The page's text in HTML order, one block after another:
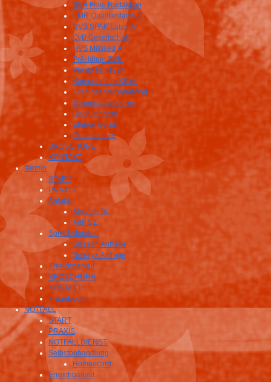
SVH Folio Redaktion
EMR Qualitätslabel A
NVS SPAK Label A
CvB Gesellschaft
HVS Mitglied A
Präsidium SVH
Praxis seit 1994
Kompendium Klinik
Craniosacralbalancing
Zeremonialmedizin
Deepimagery
Ethnomedizin
Craniosuisse
BROSCHÜRE
KONTAKT
Termin
START
PRAXIS
Anfahrt
Sissach BL
Arth SZ
Sprechstunden
Sissach Anfrage
Schwyz Anfrage
Erreichbarkeit
BROSCHÜRE
KONTAKT
Fragebogen
NOTFALL
START
PRAXIS
NOTFALLDIENST
Selbstbehandlung
Homeocard
Erreichbarkeit